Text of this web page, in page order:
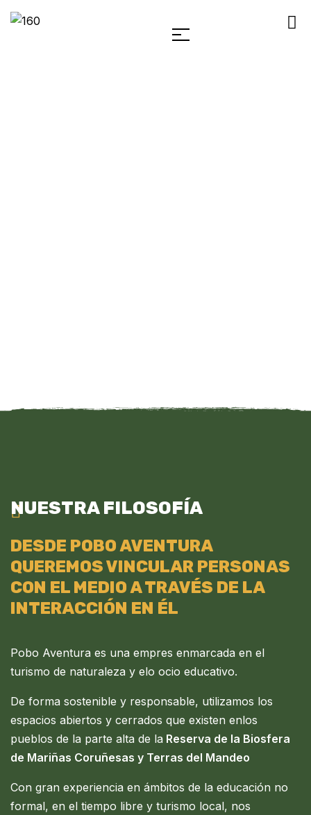
NUESTRA FILOSOFÍA
DESDE POBO AVENTURA
QUEREMOS VINCULAR PERSONAS
CON EL MEDIO A TRAVÉS DE LA
INTERACCIÓN EN ÉL
Pobo Aventura es una empres enmarcada en el
turismo de naturaleza y elo ocio educativo.
De forma sostenible y responsable, utilizamos los
espacios abiertos y cerrados que existen enlos
pueblos de la parte alta de la Reserva de la Biosfera
de Mariñas Coruñesas y Terras del Mandeo
Con gran experiencia en ámbitos de la educación no
formal, en el tiempo libre y turismo local, nos